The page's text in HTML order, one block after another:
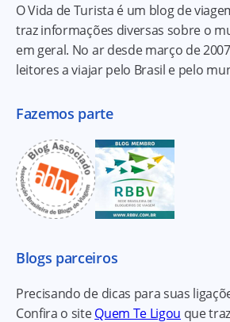
O Vida de Turista é um blog de
traz informações diversas sobre o
em geral. No ar desde março de
leitores a viajar pelo Brasil e pelo
Fazemos parte
Blogs parceiros
Precisando de dicas para suas
Confira o siteQuem Te Ligou que